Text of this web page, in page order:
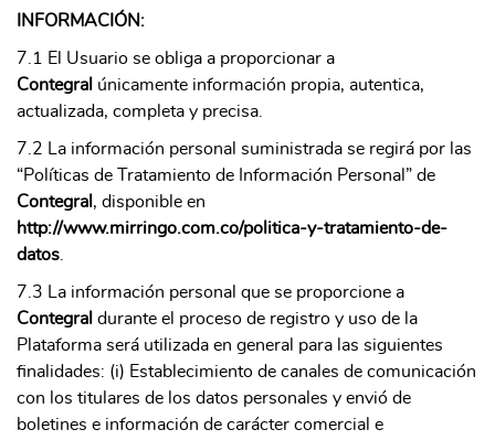
INFORMACIÓN:
7.1 El Usuario se obliga a proporcionar a
Contegral únicamente información propia, autentica,
actualizada, completa y precisa.
7.2 La información personal suministrada se regirá por las
“Políticas de Tratamiento de Información Personal” de
Contegral , disponible en
http://www.mirringo.com.co/politica-y-tratamiento-de-
datos
7.3 La información personal que se proporcione a
Contegral durante el proceso de registro y uso de la
Plataforma será utilizada en general para las siguientes
finalidades: (i) Establecimiento de canales de comunicación
con los titulares de los datos personales y envió de
boletines e información de carácter comercial e